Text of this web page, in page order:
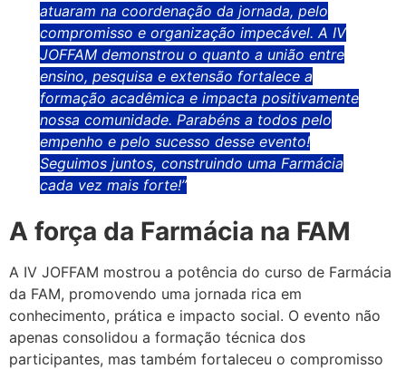
atuaram na coordenação da jornada, pelo
compromisso e organização impecável. A IV
JOFFAM demonstrou o quanto a união entre
ensino, pesquisa e extensão fortalece a
formação acadêmica e impacta positivamente
nossa comunidade. Parabéns a todos pelo
empenho e pelo sucesso desse evento!
Seguimos juntos, construindo uma Farmácia
cada vez mais forte!”
A força da Farmácia na FAM
A IV JOFFAM mostrou a potência do curso de Farmácia
da FAM, promovendo uma jornada rica em
conhecimento, prática e impacto social. O evento não
apenas consolidou a formação técnica dos
participantes, mas também fortaleceu o compromisso